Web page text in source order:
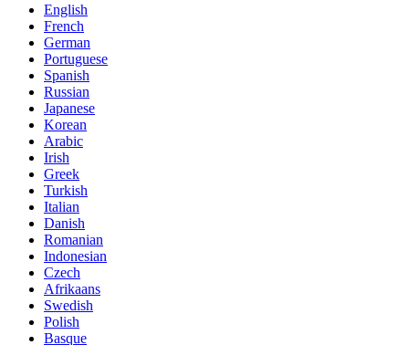
English
French
German
Portuguese
Spanish
Russian
Japanese
Korean
Arabic
Irish
Greek
Turkish
Italian
Danish
Romanian
Indonesian
Czech
Afrikaans
Swedish
Polish
Basque